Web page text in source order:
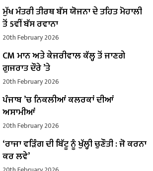
ਮੁੱਖ ਮੰਤਰੀ ਤੀਰਥ ਬੱਸ ਯੋਜਨਾ ਦੇ ਤਹਿਤ ਮੋਹਾਲੀ
ਤੋਂ 5ਵੀਂ ਬੱਸ ਰਵਾਨਾ
20th February 2026
CM ਮਾਨ ਅਤੇ ਕੇਜਰੀਵਾਲ ਕੱਲ੍ਹ ਤੋਂ ਜਾਣਗੇ
ਗੁਜਰਾਤ ਦੌਰੇ ’ਤੇ
20th February 2026
ਪੰਜਾਬ ’ਚ ਨਿਕਲੀਆਂ ਕਲਰਕਾਂ ਦੀਆਂ
ਅਸਾਮੀਆਂ
20th February 2026
‘ਰਾਜਾ ਵੜਿੰਗ ਦੀ ਬਿੱਟੂ ਨੂੰ ਖੁੱਲ੍ਹੀ ਚੁਣੌਤੀ : ਜੋ ਕਰਨਾ
ਕਰ ਲਵੇ’